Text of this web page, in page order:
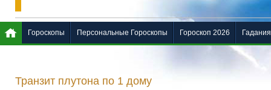
Транзит плутона по 1 дому
Гороскопы Персональные Гороскопы Гороскоп 2026 Гадания